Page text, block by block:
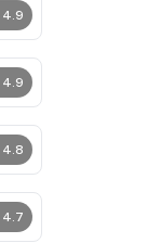
4.9
4.9
4.8
4.7